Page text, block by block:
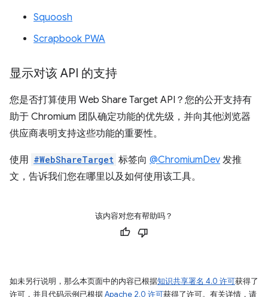
Squoosh
Scrapbook PWA
显示对该 API 的支持
您是否打算使用 Web Share Target API？您的公开支持有
助于 Chromium 团队确定功能的优先级，并向其他浏览器
供应商表明支持这些功能的重要性。
使用 #WebShareTarget 标签向 @ChromiumDev 发推
文，告诉我们您在哪里以及如何使用该工具。
该内容对您有帮助吗？
如未另行说明，那么本页面中的内容已根据知识共享署名 4.0 许可获得了
许可，并且代码示例已根据Apache 2.0 许可获得了许可。有关详情，请